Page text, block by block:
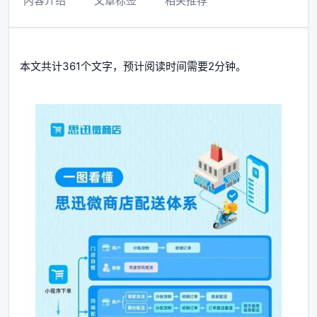
本文共计361个文字，预计阅读时间需要2分钟。